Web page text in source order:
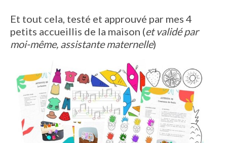
Et tout cela, testé et approuvé par mes 4
petits accueillis de la maison (et validé par
moi-même, assistante maternelle)